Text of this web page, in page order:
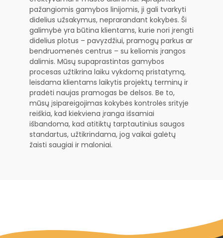
pažangiomis gamybos linijomis, ji gali tvarkyti
didelius užsakymus, neprarandant kokybės. Ši
galimybė yra būtina klientams, kurie nori įrengti
didelius plotus – pavyzdžiui, pramogų parkus ar
bendruomenės centrus – su keliomis įrangos
dalimis. Mūsų supaprastintas gamybos
procesas užtikrina laiku vykdomą pristatymą,
leisdama klientams laikytis projektų terminų ir
pradėti naujas pramogas be delsos. Be to,
mūsų įsipareigojimas kokybės kontrolės srityje
reiškia, kad kiekviena įranga išsamiai
išbandoma, kad atitiktų tarptautinius saugos
standartus, užtikrindama, jog vaikai galėtų
žaisti saugiai ir maloniai.